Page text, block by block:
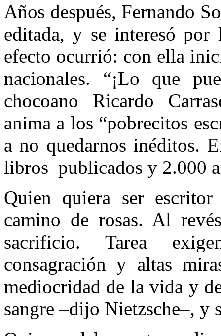
Años después, Fernando
editada, y se interesó
efecto ocurrió: con ella
nacionales. “¡Lo que
chocoano Ricardo
anima a los “pobrecitos
a no quedarnos inéditos.
libros publicados y 2.000
Quien quiera ser
camino de rosas. Al
sacrificio. Tarea
consagración y altas
mediocridad de la vida y
sangre –dijo Nietzsche–, y